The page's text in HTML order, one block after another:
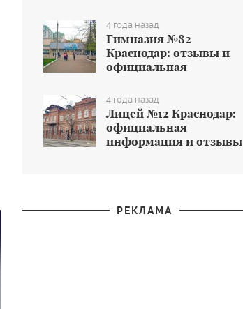
общеобразовательном
учреждении
4 года назад
Гимназия №82
Краснодар: отзывы и
официальная
общеобразовательном
учреждении
4 года назад
Лицей №12 Краснодар:
официальная
информация и отзывы
РЕКЛАМА